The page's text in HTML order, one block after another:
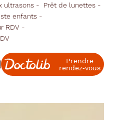
ultrasons
Prêt de lunettes
enfants
RDV
Prendre
rendez‑vous